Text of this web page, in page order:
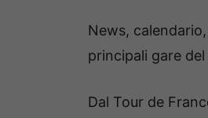
News,
principali gare del
Dal Tour de